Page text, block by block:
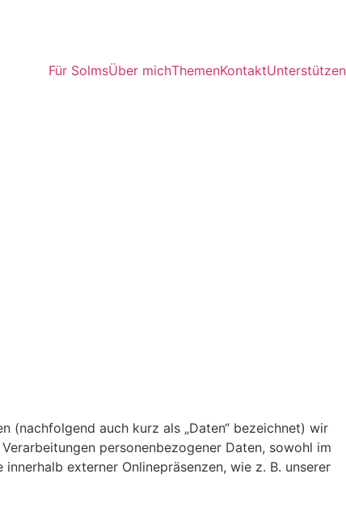
Für SolmsÜber michThemenKontaktUnterstützen
(nachfolgend auch kurz als „Daten“ bezeichnet) wir
personenbezogener Daten, sowohl im
externer Onlinepräsenzen, wie z. B. unserer